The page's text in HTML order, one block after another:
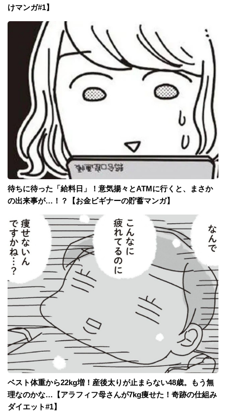
けマンガ#1】
待ちに待った「給料日」！意気揚々とATMに行くと、まさか
の出来事が…！？【お金ビギナーの貯蓄マンガ】
ベスト体重から22kg増！産後太りが止まらない48歳。もう無
理なのかな…【アラフィフ母さんが7kg痩せた！奇跡の仕組み
ダイエット#1】